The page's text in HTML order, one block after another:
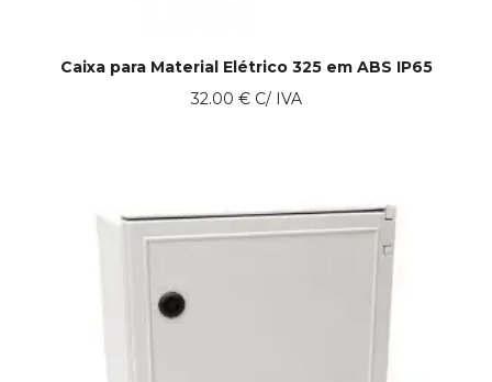
Caixa para Material Elétrico 325 em ABS IP65
32.00 €C/ IVA